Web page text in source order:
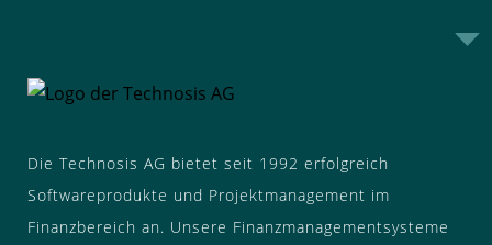
Die Technosis AG bietet seit 1992 erfolgreich
Softwareprodukte und Projektmanagement im
Finanzbereich an. Unsere Finanzmanagementsysteme